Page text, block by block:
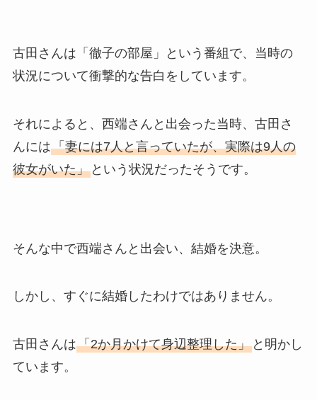
古田さんは「徹子の部屋」という番組で、当時の
状況について衝撃的な告白をしています。
それによると、西端さんと出会った当時、古田さ
んには「妻には7人と言っていたが、実際は9人の
彼女がいた」という状況だったそうです。
そんな中で西端さんと出会い、結婚を決意。
しかし、すぐに結婚したわけではありません。
古田さんは「2か月かけて身辺整理した」と明かし
ています。